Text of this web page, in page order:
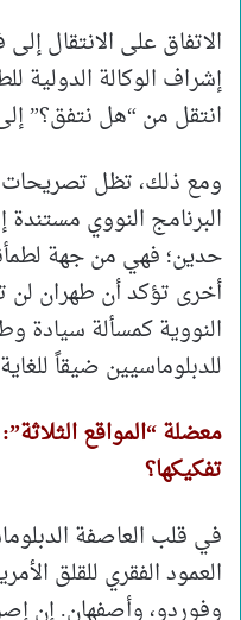
الاتفاق على الانتقال
إشراف الوكالة الدولية
انتقل من “هل نتفق؟”
ومع ذلك، تظل
البرنامج النووي مستندة
حدين؛ فهي من جهة
أخرى تؤكد أن طهران لن
النووية كمسألة سيادة
للدبلوماسيين ضيقاً
معضلة “المواقع
تفكيكها؟
في قلب العاصفة
العمود الفقري للقلق
وفوردو، وأصفهان. إن